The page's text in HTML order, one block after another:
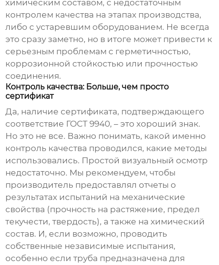
химическим составом, с недостаточным
контролем качества на этапах производства,
либо с устаревшим оборудованием. Не всегда
это сразу заметно, но в итоге может привести к
серьезным проблемам с герметичностью,
коррозионной стойкостью или прочностью
соединения.
Контроль качества: Больше, чем просто
сертификат
Да, наличие сертификата, подтверждающего
соответствие ГОСТ 9940, – это хороший знак.
Но это не все. Важно понимать, какой именно
контроль качества проводился, какие методы
использовались. Простой визуальный осмотр
недостаточно. Мы рекомендуем, чтобы
производитель предоставлял отчеты о
результатах испытаний на механические
свойства (прочность на растяжение, предел
текучести, твердость), а также на химический
состав. И, если возможно, проводить
собственные независимые испытания,
особенно если труба предназначена для